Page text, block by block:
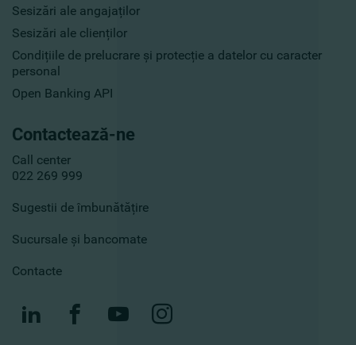
Sesizări ale angajaților
Sesizări ale clienților
Condițiile de prelucrare și protecție a datelor cu caracter
personal
Open Banking API
Contactează-ne
Call center
022 269 999
Sugestii de îmbunătățire
Sucursale și bancomate
Contacte